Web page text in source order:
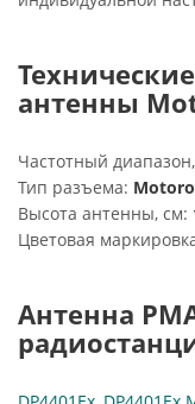
антенны
Частотный
Тип разъема:
Высота антенны, см:
Цветовая
Антенна